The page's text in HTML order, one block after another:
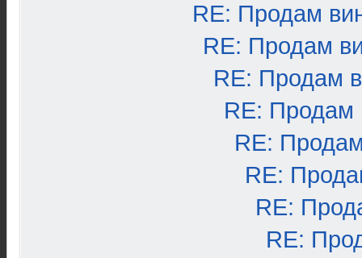
RE: Продам
RE: Продам
RE: Продам
RE: Продам
RE:
RE:
RE:
RE: